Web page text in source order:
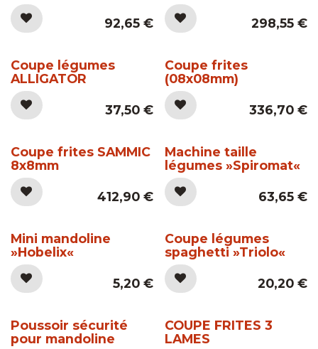
92,65€ 298,55€
Coupe légumes
ALLIGATOR
37,50€
Coupe frites
(08x08mm)
336,70€
Coupe frites SAMMIC
8x8mm
412,90€
Machine taille
légumes »Spiromat«
63,65€
Mini mandoline
»Hobelix«
5,20€
Coupe légumes
spaghetti »Triolo«
20,20€
Poussoir sécurité
pour mandoline
COUPE FRITES 3
LAMES